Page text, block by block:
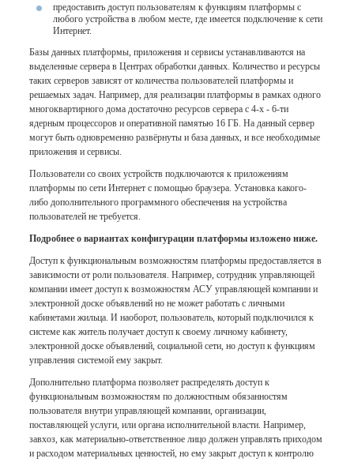
предоставить доступ пользователям к функциям платформы с
любого устройства в любом месте, где имеется подключение к сети
Интернет.
Базы данных платформы, приложения и сервисы устанавливаются на
выделенные сервера в Центрах обработки данных. Количество и ресурсы
таких серверов зависят от количества пользователей платформы и
решаемых задач. Например, для реализации платформы в рамках одного
многоквартирного дома достаточно ресурсов сервера с 4-х - 6-ти
ядерным процессоров и оперативной памятью 16 ГБ. На данный сервер
могут быть одновременно развёрнуты и база данных, и все необходимые
приложения и сервисы.
Пользователи со своих устройств подключаются к приложениям
платформы по сети Интернет с помощью браузера. Установка какого-
либо дополнительного программного обеспечения на устройства
пользователей не требуется.
Подробнее о вариантах конфигурации платформы изложено ниже.
Доступ к функциональным возможностям платформы предоставляется в
зависимости от роли пользователя. Например, сотрудник управляющей
компании имеет доступ к возможностям АСУ управляющей компании и
электронной доске объявлений но не может работать с личными
кабинетами жильца. И наоборот, пользователь, который подключился к
системе как житель получает доступ к своему личному кабинету,
электронной доске объявлений, социальной сети, но доступ к функциям
управления системой ему закрыт.
Дополнительно платформа позволяет распределять доступ к
функциональным возможностям по должностным обязанностям
пользователя внутри управляющей компании, организации,
поставляющей услуги, или органа исполнительной власти. Например,
завхоз, как материально-ответственное лицо должен управлять приходом
и расходом материальных ценностей, но ему закрыт доступ к контролю